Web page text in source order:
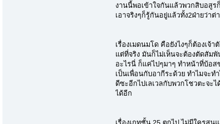
งานนี้พอเข้าใจกันแล้วพวกสิบอสูร
เอาจริงๆก็รู้กันอยู่แล้วทั้ง2ฝ่ายว่า
เรื่องเมดนมโด คือยังไงๆก็ต้องเจ้า
แต่ที่จริง มันก็ไม่เห็นจะต้องตัดสัม
อะไรนี่ ก็แค่ไปๆมาๆ ทำหน้าที่บ้อ
เป็นเพื่อนกับอากีระด้วย ทำไมจะท
ดีซะอีกไปเลเวลกับพวกโชวตะจะ
ได้อีก